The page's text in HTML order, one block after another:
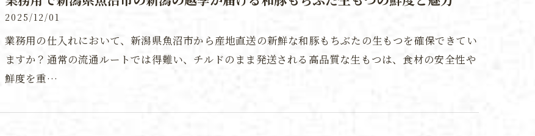
2025/12/01
業務用の仕入れにおいて、新潟県魚沼市から産地直送の新鮮な和豚もちぶたの生もつを確保できてい
ますか？通常の流通ルートでは得難い、チルドのまま発送される高品質な生もつは、食材の安全性や
鮮度を重…